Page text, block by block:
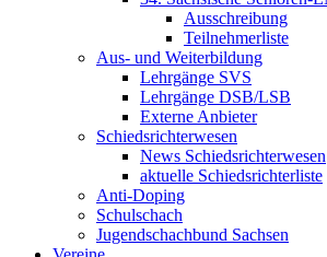
Ausschreibung
Teilnehmerliste
Aus- und Weiterbildung
Lehrgänge SVS
Lehrgänge DSB/LSB
Externe Anbieter
Schiedsrichterwesen
News Schiedsrichterwesen
aktuelle Schiedsrichterliste
Anti-Doping
Schulschach
Jugendschachbund Sachsen